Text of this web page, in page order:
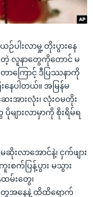
ဉ်ပါးလာမှု့ တိုးပွားနေ
ရှိတဲ့ လူနာတွေကိုတောင် မ
ကြောင့် ဒီပြဿနာကို
နေပါတယ်။ အမြန်မ
းအားလုံး၊ လုံးဝမတိုး
များလာမှာကို စိုးရိမ်ရ
ဆိုးလာအောင်နဲ့၊ ငှက်ဖျား
စက်ပြန့်ပွား မသွား
ထမ်းတွေ၊
ေအနေနဲ့ ထိထိရောက်